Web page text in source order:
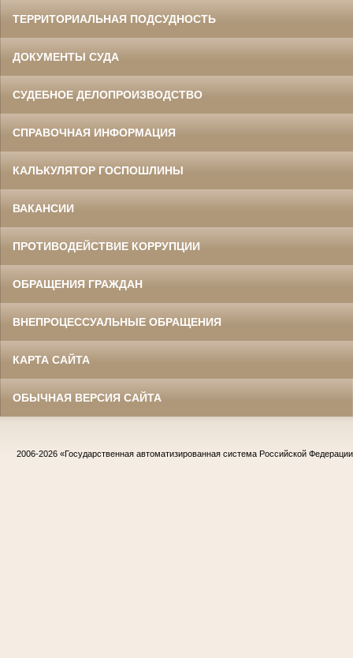
ТЕРРИТОРИАЛЬНАЯ ПОДСУДНОСТЬ
ДОКУМЕНТЫ СУДА
СУДЕБНОЕ ДЕЛОПРОИЗВОДСТВО
СПРАВОЧНАЯ ИНФОРМАЦИЯ
КАЛЬКУЛЯТОР ГОСПОШЛИНЫ
ВАКАНСИИ
ПРОТИВОДЕЙСТВИЕ КОРРУПЦИИ
ОБРАЩЕНИЯ ГРАЖДАН
ВНЕПРОЦЕССУАЛЬНЫЕ ОБРАЩЕНИЯ
КАРТА САЙТА
ОБЫЧНАЯ ВЕРСИЯ САЙТА
2006-2026 «Государственная автоматизированная система Российской